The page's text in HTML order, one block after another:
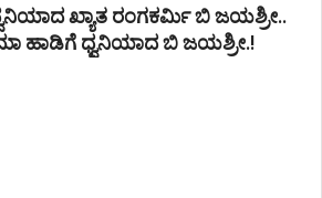
ಖ್ಯಾತ ರಂಗಕರ್ಮಿ ಬಿ ಜಯಶ್ರೀ..
ಹಾಡಿಗೆ ಧ್ವನಿಯಾದ ಬಿ ಜಯಶ್ರೀ.!